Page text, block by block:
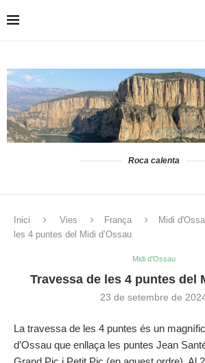
Roca calenta
Inici Vies França Midi
les 4 puntes del Midi d’Ossau
Midi d'Ossau
Travessa de les 4 puntes del
23 de setembre de
La travessa de les 4 puntes és un
d’Ossau que enllaça les puntes Jean